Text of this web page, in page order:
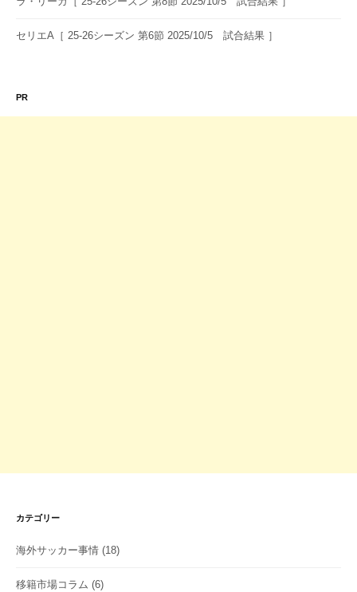
セリエA［ 25-26シーズン 第6節 2025/10/5 試合結果 ］
PR
カテゴリー
海外サッカー事情 (18)
移籍市場コラム (6)